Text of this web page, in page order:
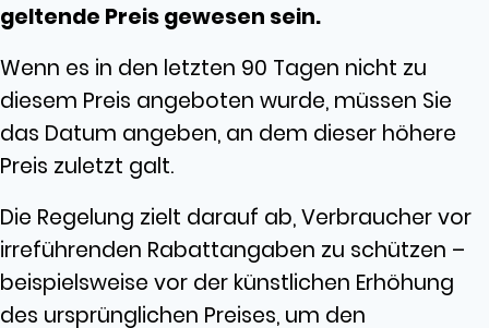
geltende Preis gewesen sein.
Wenn es in den letzten 90 Tagen nicht zu
diesem Preis angeboten wurde, müssen Sie
das Datum angeben, an dem dieser höhere
Preis zuletzt galt.
Die Regelung zielt darauf ab, Verbraucher vor
irreführenden Rabattangaben zu schützen –
beispielsweise vor der künstlichen Erhöhung
des ursprünglichen Preises, um den